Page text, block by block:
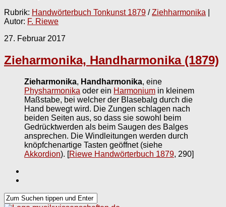
Rubrik: Handwörterbuch Tonkunst 1879 /Ziehharmonika
Autor: F. Riewe
27. Februar 2017
Zieharmonika, Handharmonika (1879)
Zieharmonika, Handharmonika, eine
Physharmonika oder ein Harmonium in kleinem
Maßstabe, bei welcher der Blasebalg durch die
Hand bewegt wird. Die Zungen schlagen nach
beiden Seiten aus, so dass sie sowohl beim
Gedrücktwerden als beim Saugen des Balges
ansprechen. Die Windleitungen werden durch
knöpfchenartige Tasten geöffnet (siehe
Akkordion). [Riewe Handwörterbuch 1879, 290]